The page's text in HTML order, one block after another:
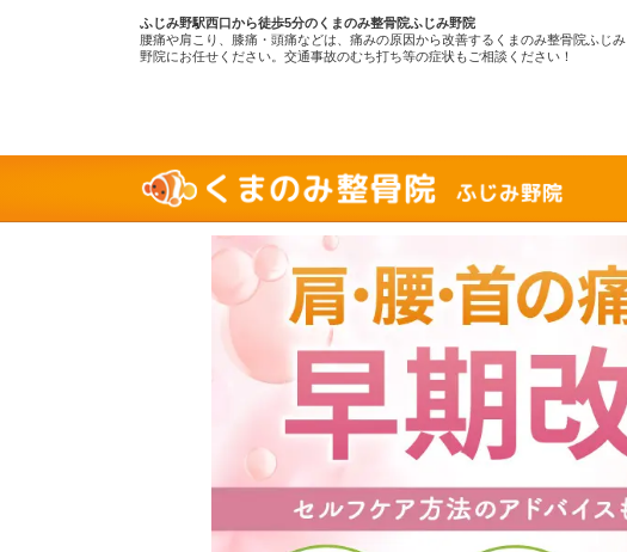
ふじみ野駅西口から徒歩5分のくまのみ整骨院ふじみ野院
腰痛や肩こり、膝痛・頭痛などは、痛みの原因から改善するくまのみ整骨院ふじみ
野院にお任せください。交通事故のむち打ち等の症状もご相談ください！